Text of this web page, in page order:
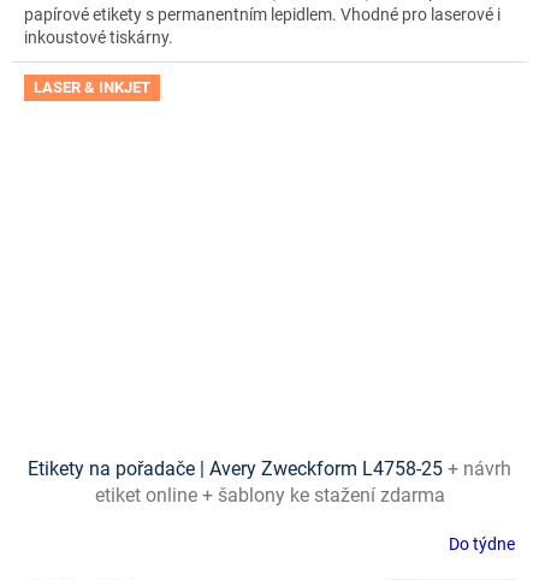
papírové etikety s permanentním lepidlem. Vhodné pro laserové i
inkoustové tiskárny.
LASER & INKJET
Etikety na pořadače | Avery Zweckform L4758-25 + návrh
etiket online + šablony ke stažení zdarma
Do týdne